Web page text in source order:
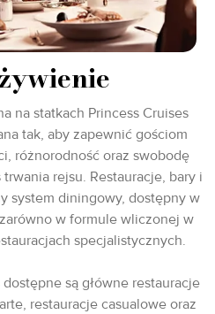
na statkach Princess Cruises
tak, aby zapewnić gościom
różnorodność oraz swobodę
rejsu. Restauracje, bary i
system diningowy, dostępny w
w formule wliczonej w
specjalistycznych.
dostępne są główne restauracje
restauracje casualowe oraz